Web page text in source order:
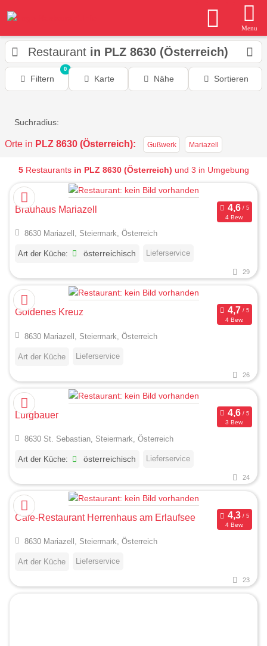
Menu
Restaurant in PLZ 8630 (Österreich)
Filtern
0
Karte Nähe Sortieren
Suchradius:
Orte in PLZ 8630 (Österreich): Gußwerk Mariazell
5Restaurants in PLZ 8630 (Österreich) und 3 in Umgebung
Brauhaus Mariazell
4 Bew.
8630 Mariazell, Steiermark, Österreich
Art der Küche: österreichisch Lieferservice
29
Goldenes Kreuz
4 Bew.
8630 Mariazell, Steiermark, Österreich
Art der Küche Lieferservice
26
Lurgbauer
3 Bew.
8630 St. Sebastian, Steiermark, Österreich
Art der Küche: österreichisch Lieferservice
24
Cafe-Restaurant Herrenhaus am Erlaufsee
4 Bew.
8630 Mariazell, Steiermark, Österreich
Art der Küche Lieferservice
23